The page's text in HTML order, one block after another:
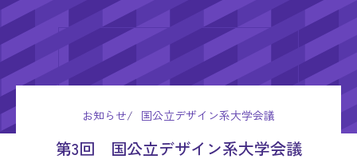
お知らせ 国公立デザイン系大学会議
第3回 国公立デザイン系大学会議